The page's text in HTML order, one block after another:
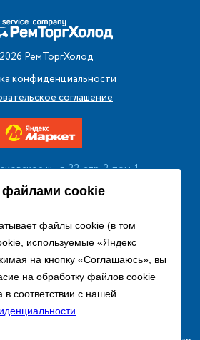
файлами cookie
файлы cookie (в том
используемые «Яндекс
на кнопку «Соглашаюсь», вы
на обработку файлов cookie
в соответствии с нашей
.
2026 РемТоргХолод
конфиденциальности
соглашение
ш., д. 32, стр. 2, пом. 1
256 08 13
Заказать звонок
Разработка и продвижение сайта